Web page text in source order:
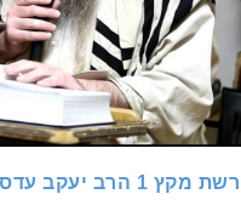
מקץ 1 הרב יעקב עדס